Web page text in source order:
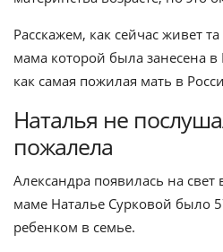
Расскажем, как сейчас живет
мама которой была занесена
как самая пожилая мать в
Наталья не
пожалела
Александра появилась на свет
маме Наталье Сурковой было
ребенком в семье.